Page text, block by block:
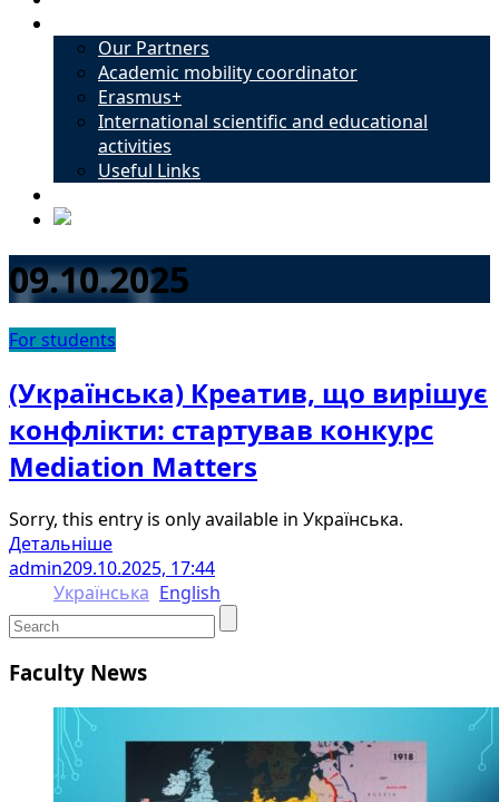
Our Partners
Academic mobility coordinator
Erasmus+
International scientific and educational
activities
Useful Links
09.10.2025
For students
(Українська) Креатив, що вирішує
конфлікти: стартував конкурс
Mediation Matters
Sorry, this entry is only available in Українська.
Детальніше
admin209.10.2025, 17:44
Українська English
Faculty News